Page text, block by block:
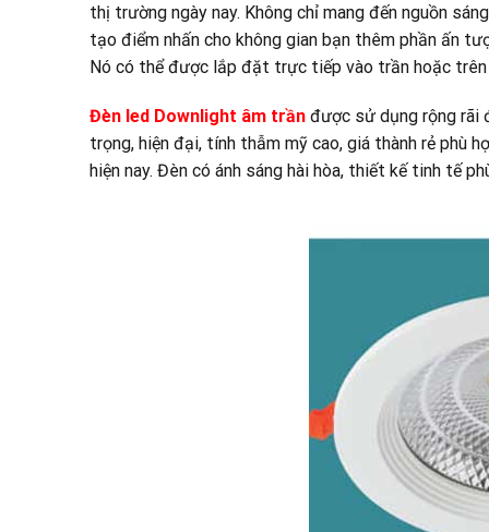
thị trường ngày nay. Không chỉ mang đến nguồn
tạo điểm nhấn cho không gian bạn thêm phần ấn
Nó có thể được lắp đặt trực tiếp vào trần hoặc
Đèn led Downlight âm trần được sử dụng rộng rãi
trọng, hiện đại, tính thẫm mỹ cao, giá thành rẻ phù
hiện nay. Đèn có ánh sáng hài hòa, thiết kế tinh tế